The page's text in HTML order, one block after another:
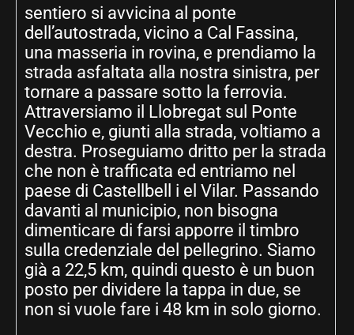
sentiero si avvicina al ponte
dell’autostrada, vicino a Cal Fassina,
una masseria in rovina, e prendiamo la
strada asfaltata alla nostra sinistra, per
tornare a passare sotto la ferrovia.
Attraversiamo il Llobregat sul Ponte
Vecchio e, giunti alla strada, voltiamo a
destra. Proseguiamo dritto per la strada
che non è trafficata ed entriamo nel
paese di Castellbell i el Vilar. Passando
davanti al municipio, non bisogna
dimenticare di farsi apporre il timbro
sulla credenziale del pellegrino. Siamo
già a 22,5 km, quindi questo è un buon
posto per dividere la tappa in due, se
non si vuole fare i 48 km in solo giorno.